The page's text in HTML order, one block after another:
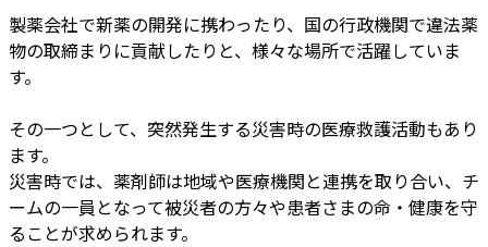
製薬会社で新薬の開発に携わったり、国の行政機関で違法薬
物の取締まりに貢献したりと、様々な場所で活躍していま
す。
その一つとして、突然発生する災害時の医療救護活動もあり
ます。
災害時では、薬剤師は地域や医療機関と連携を取り合い、チ
ームの一員となって被災者の方々や患者さまの命・健康を守
ることが求められます。